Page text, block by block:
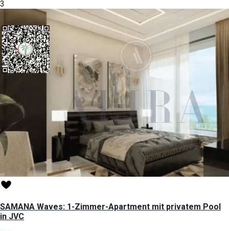
3
SAMANA Waves: 1-Zimmer-Apartment mit privatem Pool
in JVC